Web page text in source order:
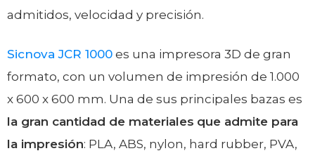
admitidos, velocidad y precisión.
Sicnova JCR 1000 es una impresora 3D de gran
formato, con un volumen de impresión de 1.000
x 600 x 600 mm. Una de sus principales bazas es
la gran cantidad de materiales que admite para
la impresión: PLA, ABS, nylon, hard rubber, PVA,